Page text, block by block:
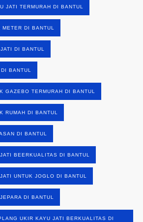
JATI TERMURAH DI BANTUL
DI BANTUL
DI BANTUL
BANTUL
GAZEBO TERMURAH DI BANTUL
RUMAH DI BANTUL
DI BANTUL
BEERKUALITAS DI BANTUL
UNTUK JOGLO DI BANTUL
DI BANTUL
UKIR KAYU JATI BERKUALITAS DI